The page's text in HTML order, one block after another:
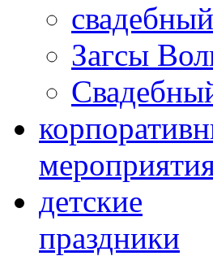
Загсы
детские
праздники